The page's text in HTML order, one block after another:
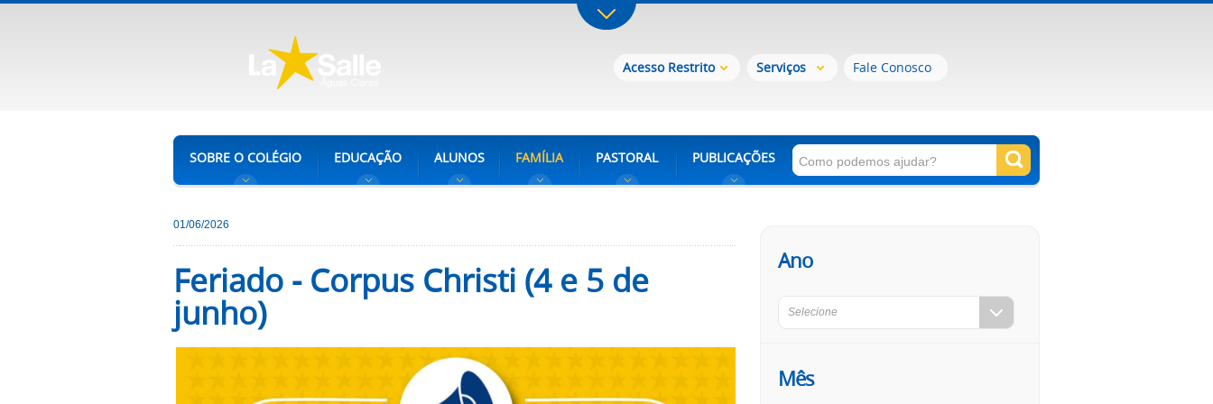
Acesso Restrito Serviços Fale Conosco
SOBRE O COLÉGIO EDUCAÇÃO ALUNOS FAMÍLIA PASTORAL PUBLICAÇÕES
01/06/2026
Feriado - Corpus Christi (4 e 5 de
junho)
Ano
Selecione
Mês